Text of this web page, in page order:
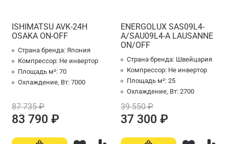
ISHIMATSU AVK-24H
OSAKA ON-OFF
Страна бренда: Япония
Компрессор: Не инвертор
Площадь м²: 70
Охлаждение, Вт: 7000
87 735 ₽
83 790 ₽
ENERGOLUX SAS09L4-
A/SAU09L4-A LAUSANNE
ON/OFF
Страна бренда: Швейцария
Компрессор: Не инвертор
Площадь м²: 25
Охлаждение, Вт: 2700
39 550 ₽
37 300 ₽